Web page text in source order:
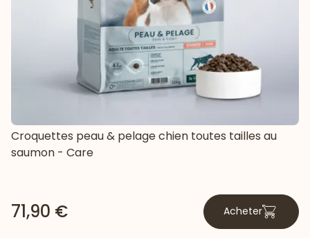
Croquettes peau & pelage chien toutes tailles au
saumon - Care
71,90 € Acheter